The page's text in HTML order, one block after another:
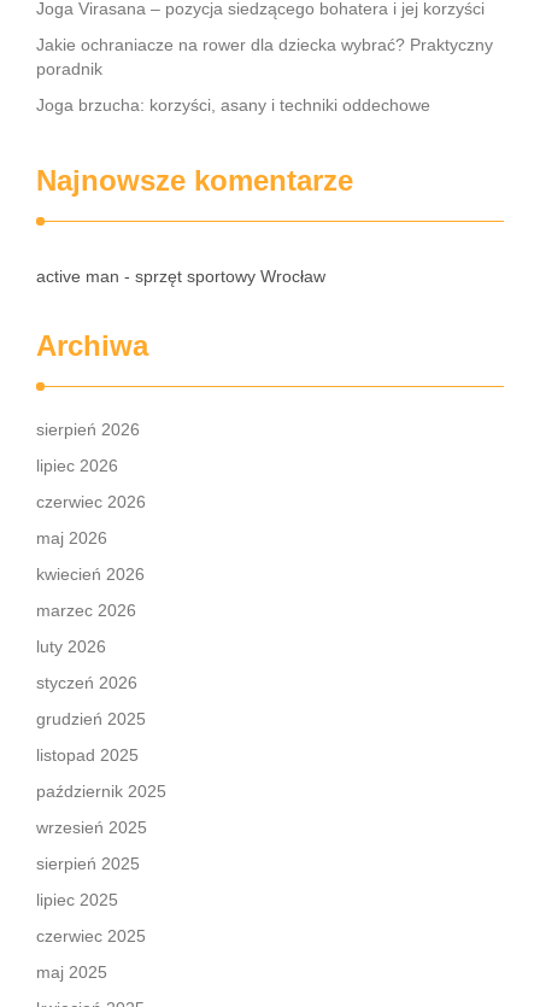
Joga Virasana – pozycja siedzącego bohatera i jej korzyści
Jakie ochraniacze na rower dla dziecka wybrać? Praktyczny
poradnik
Joga brzucha: korzyści, asany i techniki oddechowe
Najnowsze komentarze
active man - sprzęt sportowy Wrocław
Archiwa
sierpień 2026
lipiec 2026
czerwiec 2026
maj 2026
kwiecień 2026
marzec 2026
luty 2026
styczeń 2026
grudzień 2025
listopad 2025
październik 2025
wrzesień 2025
sierpień 2025
lipiec 2025
czerwiec 2025
maj 2025